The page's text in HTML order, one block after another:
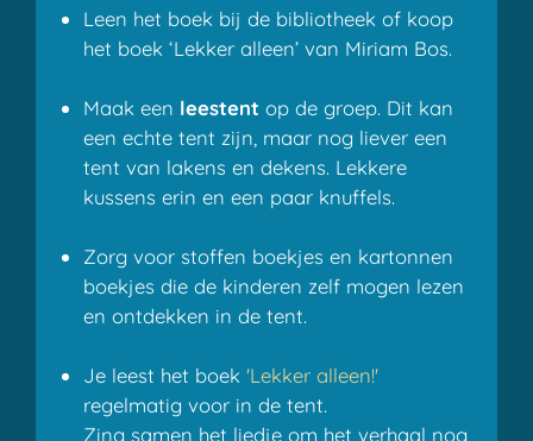
Leen het boek bij de bibliotheek of koop
het boek ‘Lekker alleen’ van Miriam Bos.
Maak een leestent op de groep. Dit kan
een echte tent zijn, maar nog liever een
tent van lakens en dekens. Lekkere
kussens erin en een paar knuffels.
Zorg voor stoffen boekjes en kartonnen
boekjes die de kinderen zelf mogen lezen
en ontdekken in de tent.
Je leest het boek 'Lekker alleen!'
regelmatig voor in de tent.
Zing samen het liedje om het verhaal nog